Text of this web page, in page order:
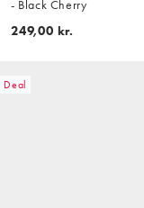
- Black Cherry
249,00 kr.
Deal